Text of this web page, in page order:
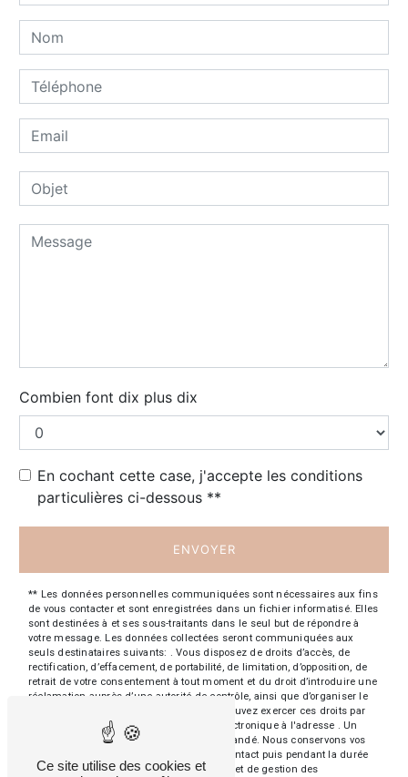
Combien font dix plus dix
En cochant cette case, j'accepte les conditions
particulières ci-dessous **
ENVOYER
** Les données personnelles communiquées sont nécessaires aux fins
de vous contacter et sont enregistrées dans un fichier informatisé. Elles
sont destinées à et ses sous-traitants dans le seul but de répondre à
votre message. Les données collectées seront communiquées aux
seuls destinataires suivants: . Vous disposez de droits d’accès, de
rectification, d’effacement, de portabilité, de limitation, d’opposition, de
retrait de votre consentement à tout moment et du droit d’introduire une
réclamation auprès d’une autorité de contrôle, ainsi que d’organiser le
sort de vos données post-mortem. Vous pouvez exercer ces droits par
voie postale à l'adresse ou par courrier électronique à l'adresse . Un
justificatif d'identité pourra vous être demandé. Nous conservons vos
données pendant la période de prise de contact puis pendant la durée
de prescription légale aux fins probatoires et de gestion des
Ce site utilise des cookies et